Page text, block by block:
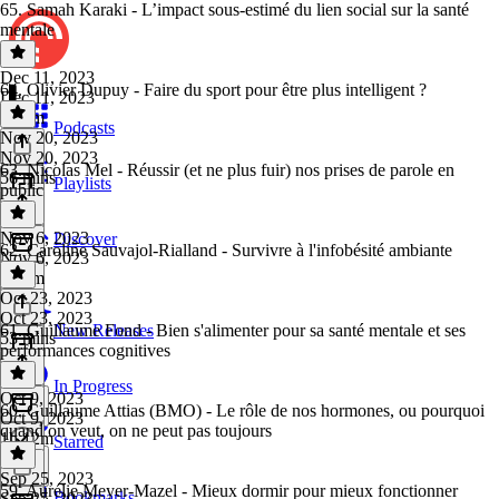
Podcasts
Playlists
Discover
New Releases
In Progress
Starred
65. Samah Karaki - L’impact sous-estimé du lien social sur la santé
mentale
Dec 11, 2023
Dec 11, 2023
1h 2m
64. Olivier Dupuy - Faire du sport pour être plus intelligent ?
Nov 20, 2023
Nov 20, 2023
56 mins
63. Nicolas Mel - Réussir (et ne plus fuir) nos prises de parole en
public
Nov 6, 2023
Nov 6, 2023
1h 6m
62. Caroline Sauvajol-Rialland - Survivre à l'infobésité ambiante
Oct 23, 2023
Oct 23, 2023
53 mins
61. Guillaume Fond - Bien s'alimenter pour sa santé mentale et ses
performances cognitives
Oct 9, 2023
Oct 9, 2023
1h 12m
60. Guillaume Attias (BMO) - Le rôle de nos hormones, ou pourquoi
quand on veut, on ne peut pas toujours
Sep 25, 2023
59. Aurélie Meyer-Mazel - Mieux dormir pour mieux fonctionner